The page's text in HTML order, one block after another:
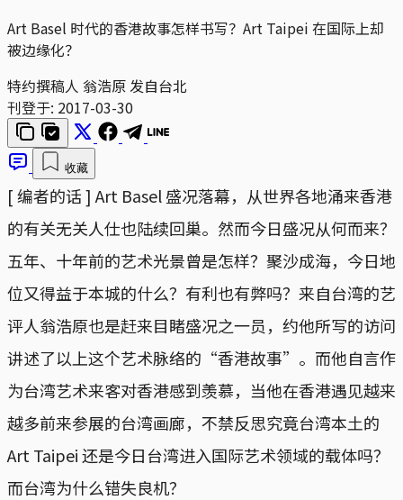
Art Basel 时代的香港故事怎样书写？Art Taipei 在国际上却
被边缘化？
特约撰稿人 翁浩原 发自台北
刊登于: 2017-03-30
收藏
[ 编者的话 ] Art Basel 盛况落幕，从世界各地涌来香港
的有关无关人仕也陆续回巢。然而今日盛况从何而来？
五年、十年前的艺术光景曾是怎样？聚沙成海，今日地
位又得益于本城的什么？有利也有弊吗？来自台湾的艺
评人翁浩原也是赶来目睹盛况之一员，约他所写的访问
讲述了以上这个艺术脉络的“香港故事”。而他自言作
为台湾艺术来客对香港感到羡慕，当他在香港遇见越来
越多前来参展的台湾画廊，不禁反思究竟台湾本土的
Art Taipei 还是今日台湾进入国际艺术领域的载体吗？
而台湾为什么错失良机？